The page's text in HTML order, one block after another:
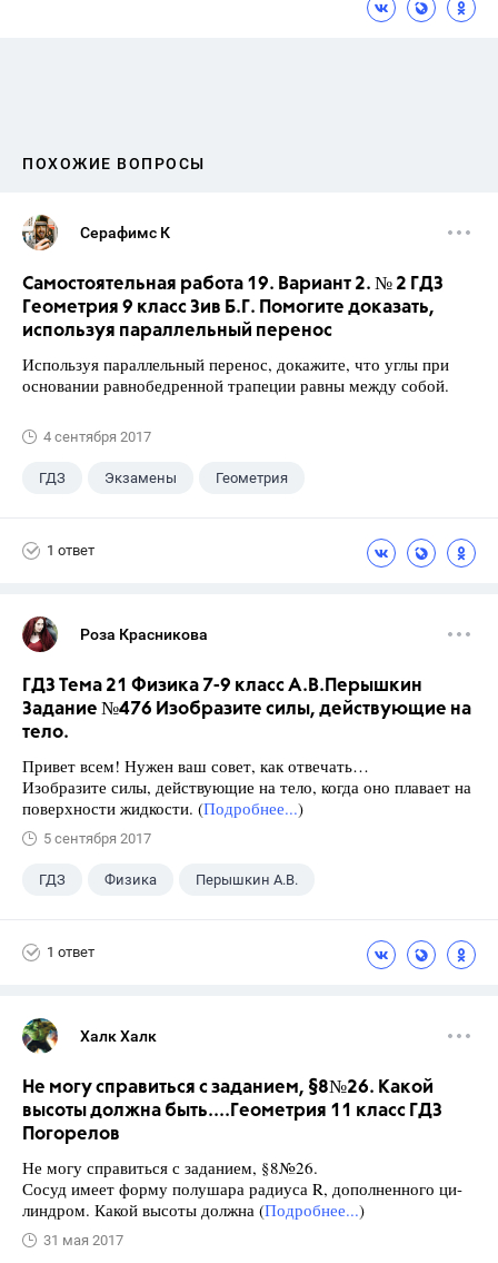
ПОХОЖИЕ ВОПРОСЫ
Серафимс К
Самостоятельная работа 19. Вариант 2. № 2 ГДЗ
Геометрия 9 класс Зив Б.Г. Помогите доказать,
используя параллельный перенос
Используя параллельный перенос, докажите, что углы при
основании равнобедренной трапеции равны между собой.
4 сентября 2017
ГДЗ Экзамены Геометрия
1 ответ
Роза Красникова
ГДЗ Тема 21 Физика 7-9 класс А.В.Перышкин
Задание №476 Изобразите силы, действующие на
тело.
Привет всем! Нужен ваш совет, как отвечать…
Изобразите силы, действующие на тело, когда оно плавает на
поверхности жидкости. (Подробнее...)
5 сентября 2017
ГДЗ Физика Перышкин А.В.
1 ответ
Халк Халк
Не могу справиться с заданием, §8№26. Какой
высоты должна быть....Геометрия 11 класс ГДЗ
Погорелов
Не могу справиться с заданием, §8№26.
Сосуд имеет форму полушара радиуса R, дополненного ци-
линдром. Какой высоты должна (Подробнее...)
31 мая 2017